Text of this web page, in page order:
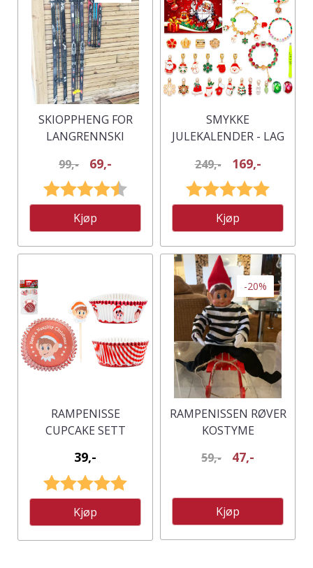
SKIOPPHENG FOR
LANGRENNSKI
99,-
69,-
Karakter:
4.5 av 5 mulige
Kjøp
SMYKKE
JULEKALENDER - LAG
JULESMYKKER
249,- 169,-
Karakter:
Kjøp
RAMPENISSE
CUPCAKE SETT
39,-
Karakter:
Kjøp
-20%
RAMPENISSEN RØVER
KOSTYME
59,-
47,-
Kjøp